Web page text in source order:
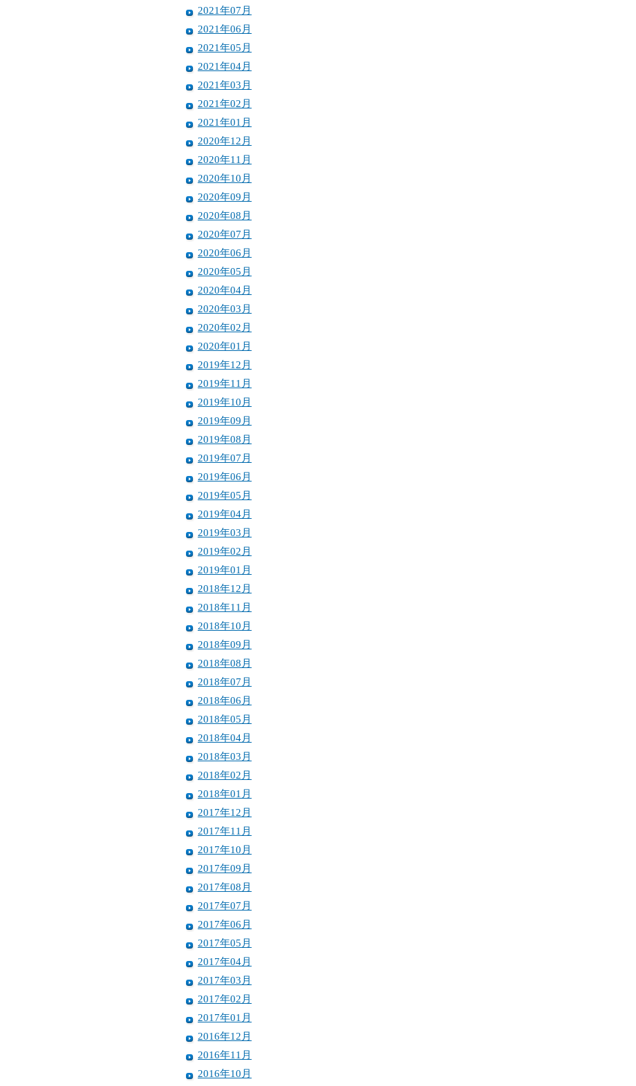
2021年07月
2021年06月
2021年05月
2021年04月
2021年03月
2021年02月
2021年01月
2020年12月
2020年11月
2020年10月
2020年09月
2020年08月
2020年07月
2020年06月
2020年05月
2020年04月
2020年03月
2020年02月
2020年01月
2019年12月
2019年11月
2019年10月
2019年09月
2019年08月
2019年07月
2019年06月
2019年05月
2019年04月
2019年03月
2019年02月
2019年01月
2018年12月
2018年11月
2018年10月
2018年09月
2018年08月
2018年07月
2018年06月
2018年05月
2018年04月
2018年03月
2018年02月
2018年01月
2017年12月
2017年11月
2017年10月
2017年09月
2017年08月
2017年07月
2017年06月
2017年05月
2017年04月
2017年03月
2017年02月
2017年01月
2016年12月
2016年11月
2016年10月